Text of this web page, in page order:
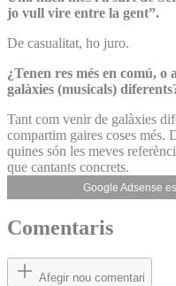
jo vull vire entre la gent”.
De casualitat, ho juro.
¿Tenen res més en comú, o
galàxies (musicals)
Tant com venir de galàxies
compartim gaires coses més.
quines són les meves
que cantants concrets.
Google Adsense
Comentaris
Afegir nou comentari